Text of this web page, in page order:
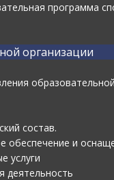
программа
организации
состав.
обеспечение и
услуги
деятельность